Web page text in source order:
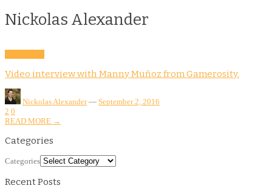
Nickolas Alexander
Video interview with Manny Muñoz from Gamerosity.
Nickolas Alexander — September 2, 2016
2 0
READ MORE →
Categories
Categories
Recent Posts